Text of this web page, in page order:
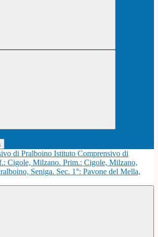
Istituto Comprensivo di
Cigole, Milzano. Prim.: Cigole, Milzano,
Seniga. Sec. 1°: Pavone del Mella,